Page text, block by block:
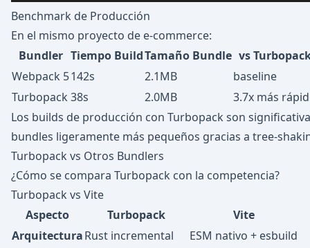
Benchmark de Producción
En el mismo proyecto de e-commerce:
Bundler Tiempo BuildTamaño Bundle vs
Webpack 5142s 2.1MB
baseline
Turbopack 38s 2.0MB
3.7x más
Los builds de producción con Turbopack son
bundles ligeramente más pequeños gracias a tree-
Turbopack vs Otros Bundlers
¿Cómo se compara Turbopack con la competencia?
Turbopack vs Vite
Aspecto
Turbopack
Vite
ArquitecturaRust incremental
ESM nativo + esbuild